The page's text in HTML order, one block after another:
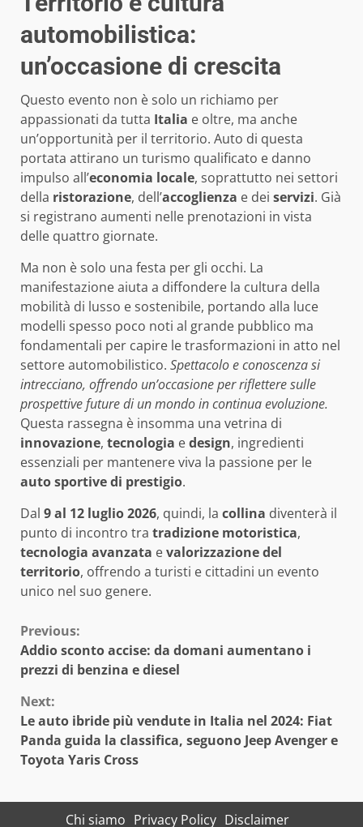
automobilistica:
un’occasione di crescita
Questo evento non è solo un richiamo per
appassionati da tutta Italia e oltre, ma anche
un’opportunità per il territorio. Auto di questa
portata attirano un turismo qualificato e danno
impulso all’economia locale, soprattutto nei settori
della ristorazione, dell’accoglienza e dei servizi. Già
si registrano aumenti nelle prenotazioni in vista
delle quattro giornate.
Ma non è solo una festa per gli occhi. La
manifestazione aiuta a diffondere la cultura della
mobilità di lusso e sostenibile, portando alla luce
modelli spesso poco noti al grande pubblico ma
fondamentali per capire le trasformazioni in atto nel
settore automobilistico. Spettacolo e conoscenza si
intrecciano, offrendo un’occasione per riflettere sulle
prospettive future di un mondo in continua evoluzione.
Questa rassegna è insomma una vetrina di
innovazione, tecnologia edesign, ingredienti
essenziali per mantenere viva la passione per le
auto sportive di prestigio.
Dal 9 al 12 luglio 2026, quindi, la collina diventerà il
punto di incontro tra tradizione motoristica,
tecnologia avanzata evalorizzazione del
territorio, offrendo a turisti e cittadini un evento
unico nel suo genere.
Continue
Reading
Previous:
Addio sconto accise: da domani aumentano i
prezzi di benzina e diesel
Next:
Le auto ibride più vendute in Italia nel 2024: Fiat
Panda guida la classifica, seguono Jeep Avenger e
Toyota Yaris Cross
Chi siamo Privacy Policy Disclaimer